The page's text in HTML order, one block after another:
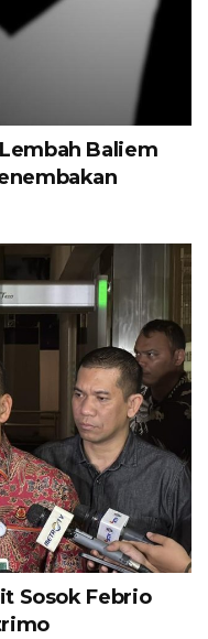
Baliem
Sosok Febrio